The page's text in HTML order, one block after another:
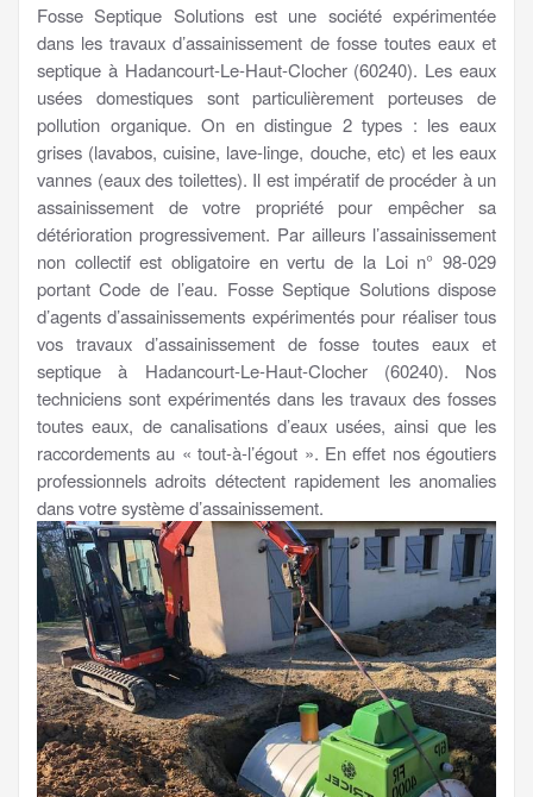
Fosse Septique Solutions est une société expérimentée
dans les travaux d’assainissement de fosse toutes eaux et
septique à Hadancourt-Le-Haut-Clocher (60240). Les eaux
usées domestiques sont particulièrement porteuses de
pollution organique. On en distingue 2 types : les eaux
grises (lavabos, cuisine, lave-linge, douche, etc) et les eaux
vannes (eaux des toilettes). Il est impératif de procéder à un
assainissement de votre propriété pour empêcher sa
détérioration progressivement. Par ailleurs l’assainissement
non collectif est obligatoire en vertu de la Loi n° 98-029
portant Code de l’eau. Fosse Septique Solutions dispose
d’agents d’assainissements expérimentés pour réaliser tous
vos travaux d’assainissement de fosse toutes eaux et
septique à Hadancourt-Le-Haut-Clocher (60240). Nos
techniciens sont expérimentés dans les travaux des fosses
toutes eaux, de canalisations d’eaux usées, ainsi que les
raccordements au « tout-à-l’égout ». En effet nos égoutiers
professionnels adroits détectent rapidement les anomalies
dans votre système d’assainissement.